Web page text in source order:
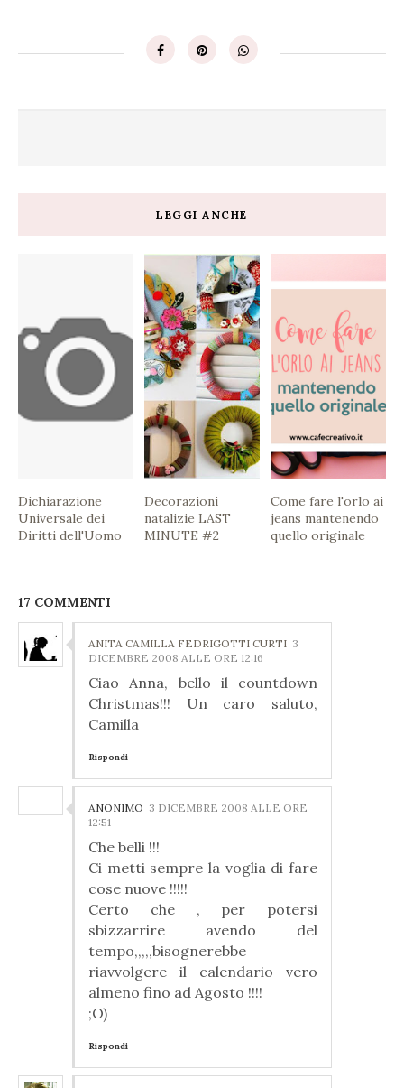
LEGGI ANCHE
Dichiarazione
Universale dei
Diritti dell'Uomo
Decorazioni
natalizie LAST
MINUTE #2
Come fare l'orlo ai
jeans mantenendo
quello originale
17 COMMENTI
ANITA CAMILLA FEDRIGOTTI CURTI 3
DICEMBRE 2008 ALLE ORE 12:16
Ciao Anna, bello il countdown
Christmas!!! Un caro saluto,
Camilla
Rispondi
ANONIMO 3 DICEMBRE 2008 ALLE ORE
12:51
Che belli !!!
Ci metti sempre la voglia di fare
cose nuove !!!!!
Certo che , per potersi
sbizzarrire avendo del
tempo,,,,,bisognerebbe
riavvolgere il calendario vero
almeno fino ad Agosto !!!!
;O)
Rispondi